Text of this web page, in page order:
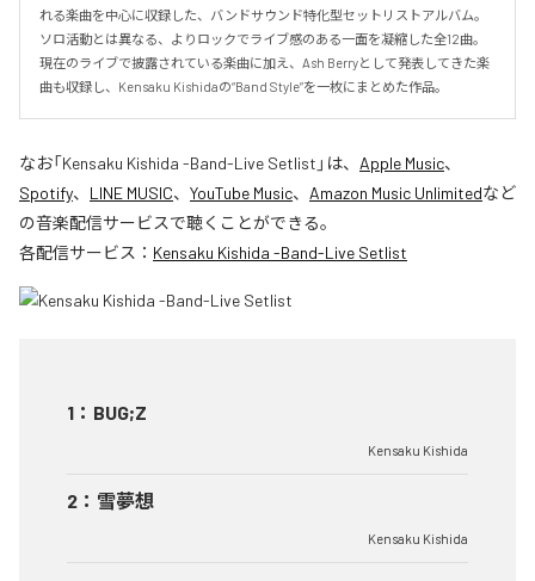
れる楽曲を中心に収録した、バンドサウンド特化型セットリストアルバム。
ソロ活動とは異なる、よりロックでライブ感のある一面を凝縮した全12曲。
現在のライブで披露されている楽曲に加え、Ash Berryとして発表してきた楽
曲も収録し、Kensaku Kishidaの“Band Style”を一枚にまとめた作品。
なお「Kensaku Kishida -Band-Live Setlist 」は、 Apple Music、
Spotify、 LINE MUSIC、 YouTube Music、 Amazon Music Unlimitedなど
の音楽配信サービスで聴くことができる。
各配信サービス： Kensaku Kishida -Band-Live Setlist
1 ： BUG;Z
Kensaku Kishida
2 ： 雪夢想
Kensaku Kishida